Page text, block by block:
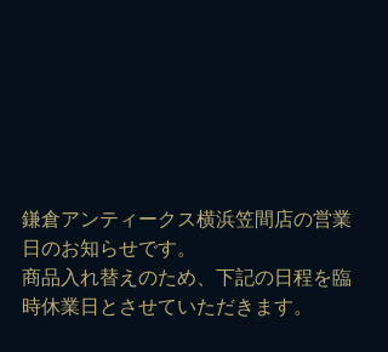
鎌倉アンティークス横浜笠間店の営業
日のお知らせです。
商品入れ替えのため、下記の日程を臨
時休業日とさせていただきます。